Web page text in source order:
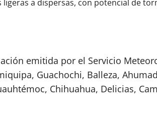
a dispersas, con potencial de
emitida por el Servicio
Guachochi, Balleza,
Chihuahua, Delicias,